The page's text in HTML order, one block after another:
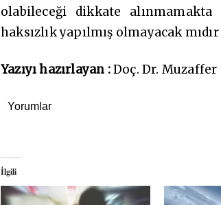
olabileceği dikkate
haksızlık yapılmış olmayacak
Yazıyı hazırlayan :Doç. Dr. Muzaffer
Yorumlar
İlgili